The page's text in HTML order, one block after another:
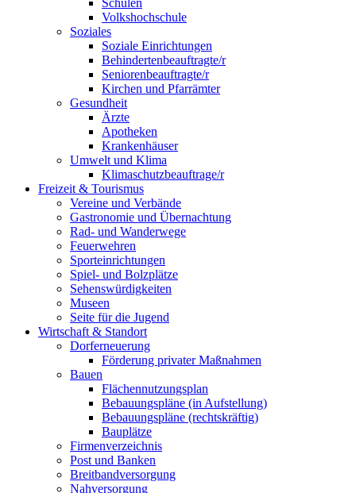
Schulen
Volkshochschule
Soziales
Soziale Einrichtungen
Behindertenbeauftragte/r
Seniorenbeauftragte/r
Kirchen und Pfarrämter
Gesundheit
Ärzte
Apotheken
Krankenhäuser
Umwelt und Klima
Klimaschutzbeauftrage/r
Freizeit & Tourismus
Vereine und Verbände
Gastronomie und Übernachtung
Rad- und Wanderwege
Feuerwehren
Sporteinrichtungen
Spiel- und Bolzplätze
Sehenswürdigkeiten
Museen
Seite für die Jugend
Wirtschaft & Standort
Dorferneuerung
Förderung privater Maßnahmen
Bauen
Flächennutzungsplan
Bebauungspläne (in Aufstellung)
Bebauungspläne (rechtskräftig)
Bauplätze
Firmenverzeichnis
Post und Banken
Breitbandversorgung
Nahversorgung